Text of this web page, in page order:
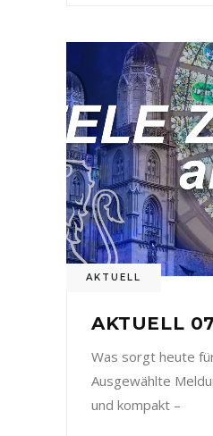
AKTUELL
AKTUELL
Was sorgt heute
Ausgewählte
und kompakt –